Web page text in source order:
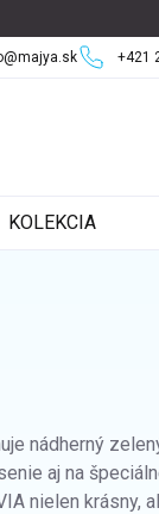
+421
KOLEKCIA
nádherný
aj na
nielen krásny,